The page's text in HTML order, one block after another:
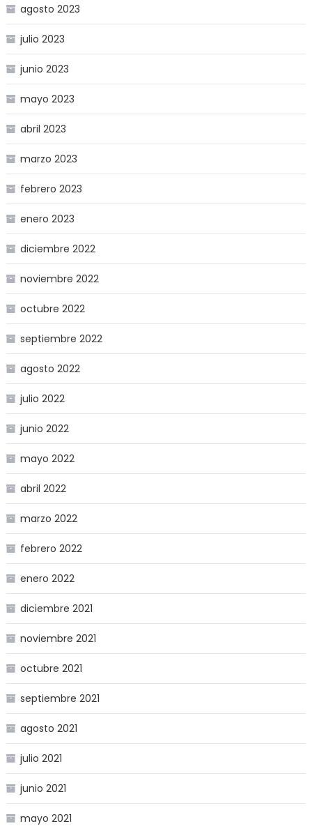
agosto 2023
julio 2023
junio 2023
mayo 2023
abril 2023
marzo 2023
febrero 2023
enero 2023
diciembre 2022
noviembre 2022
octubre 2022
septiembre 2022
agosto 2022
julio 2022
junio 2022
mayo 2022
abril 2022
marzo 2022
febrero 2022
enero 2022
diciembre 2021
noviembre 2021
octubre 2021
septiembre 2021
agosto 2021
julio 2021
junio 2021
mayo 2021